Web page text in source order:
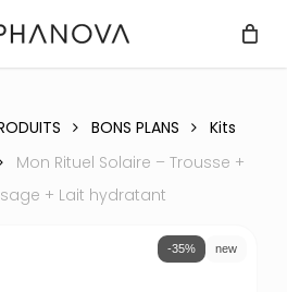
Fermer
BONS PLANS
Kits
Mon Rituel Solaire – Trousse +
+ Lait hydratant
-35% new